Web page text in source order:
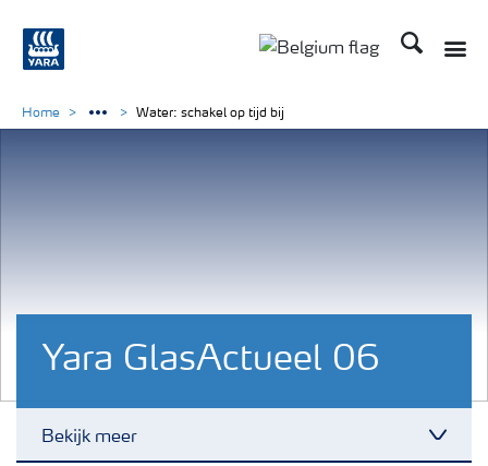
Zoek op
Yara GlasActueel 06
Bekijk meer
Home Water: schakel op tijd bij